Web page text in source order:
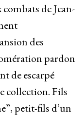
de Jean-
des
pardon
de escarpé
collection. Fils
petit-fils d’un